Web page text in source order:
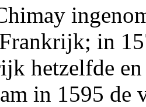
in
hetzelfde
in 1595 de